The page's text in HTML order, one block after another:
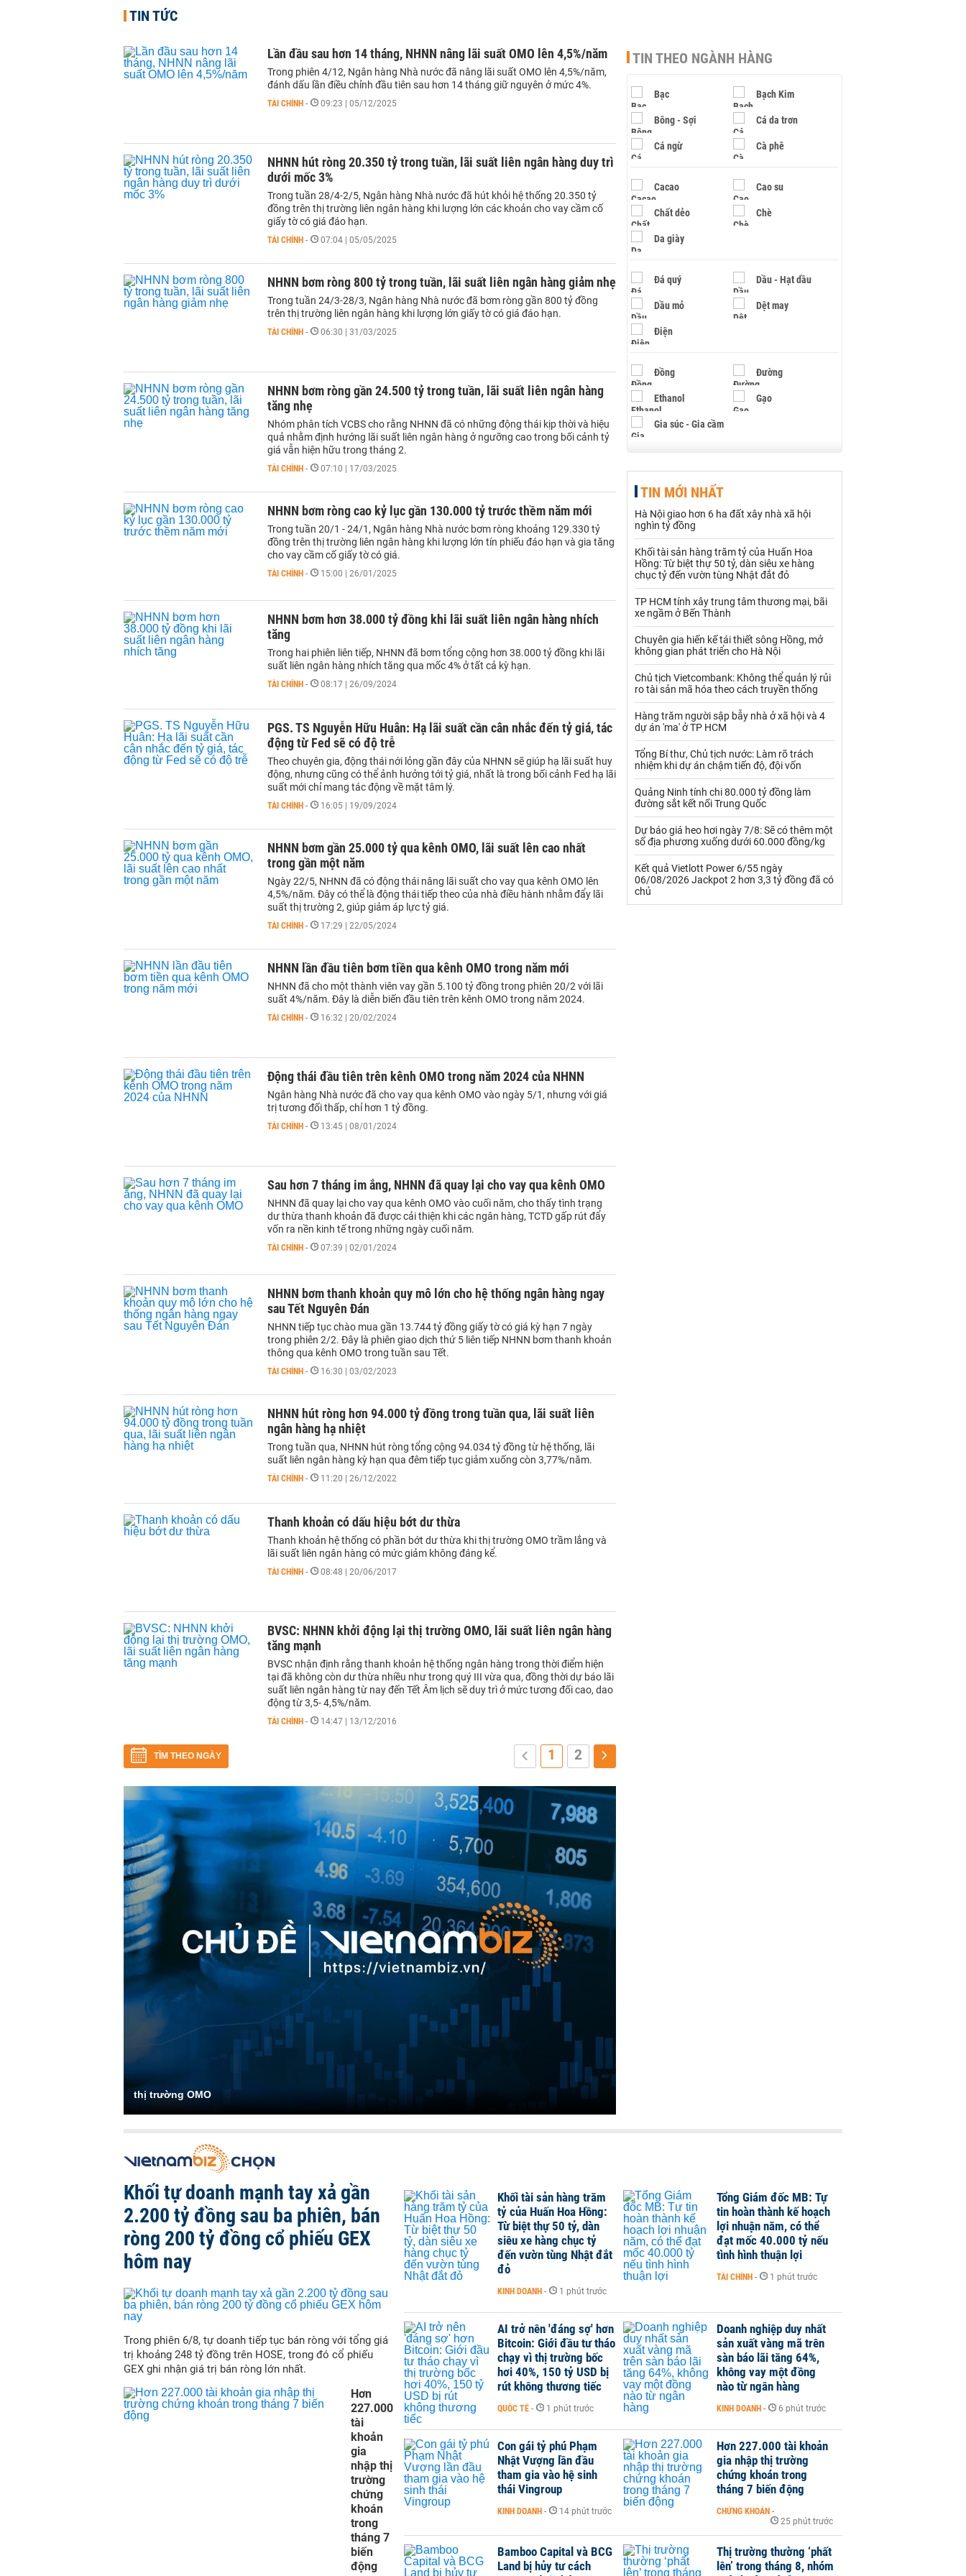
TIN TỨC
Lần đầu sau hơn 14 tháng, NHNN nâng lãi suất OMO lên 4,5%/năm
Trong phiên 4/12, Ngân hàng Nhà nước đã nâng lãi suất OMO lên 4,5%/năm,
đánh dấu lần điều chỉnh đầu tiên sau hơn 14 tháng giữ nguyên ở mức 4%.
TÀI CHÍNH - 09:23 | 05/12/2025
NHNN hút ròng 20.350 tỷ trong tuần, lãi suất liên ngân hàng duy trì
dưới mốc 3%
Trong tuần 28/4-2/5, Ngân hàng Nhà nước đã hút khỏi hệ thống 20.350 tỷ
đồng trên thị trường liên ngân hàng khi lượng lớn các khoản cho vay cầm cố
giấy tờ có giá đáo hạn.
TÀI CHÍNH - 07:04 | 05/05/2025
NHNN bơm ròng 800 tỷ trong tuần, lãi suất liên ngân hàng giảm nhẹ
Trong tuần 24/3-28/3, Ngân hàng Nhà nước đã bơm ròng gần 800 tỷ đồng
trên thị trường liên ngân hàng khi lượng lớn giấy tờ có giá đáo hạn.
TÀI CHÍNH - 06:30 | 31/03/2025
NHNN bơm ròng gần 24.500 tỷ trong tuần, lãi suất liên ngân hàng
tăng nhẹ
Nhóm phân tích VCBS cho rằng NHNN đã có những động thái kịp thời và hiệu
quả nhằm định hướng lãi suất liên ngân hàng ở ngưỡng cao trong bối cảnh tỷ
giá vẫn hiện hữu trong tháng 2.
TÀI CHÍNH - 07:10 | 17/03/2025
NHNN bơm ròng cao kỷ lục gần 130.000 tỷ trước thềm năm mới
Trong tuần 20/1 - 24/1, Ngân hàng Nhà nước bơm ròng khoảng 129.330 tỷ
đồng trên thị trường liên ngân hàng khi lượng lớn tín phiếu đáo hạn và gia tăng
cho vay cầm cố giấy tờ có giá.
TÀI CHÍNH - 15:00 | 26/01/2025
NHNN bơm hơn 38.000 tỷ đồng khi lãi suất liên ngân hàng nhích
tăng
Trong hai phiên liên tiếp, NHNN đã bơm tổng cộng hơn 38.000 tỷ đồng khi lãi
suất liên ngân hàng nhích tăng qua mốc 4% ở tất cả kỳ hạn.
TÀI CHÍNH - 08:17 | 26/09/2024
PGS. TS Nguyễn Hữu Huân: Hạ lãi suất cần cân nhắc đến tỷ giá, tác
động từ Fed sẽ có độ trễ
Theo chuyên gia, động thái nới lỏng gần đây của NHNN sẽ giúp hạ lãi suất huy
động, nhưng cũng có thể ảnh hưởng tới tỷ giá, nhất là trong bối cảnh Fed hạ lãi
suất mới chỉ mang tác động về mặt tâm lý.
TÀI CHÍNH - 16:05 | 19/09/2024
NHNN bơm gần 25.000 tỷ qua kênh OMO, lãi suất lên cao nhất
trong gần một năm
Ngày 22/5, NHNN đã có động thái nâng lãi suất cho vay qua kênh OMO lên
4,5%/năm. Đây có thể là động thái tiếp theo của nhà điều hành nhằm đẩy lãi
suất thị trường 2, giúp giảm áp lực tỷ giá.
TÀI CHÍNH - 17:29 | 22/05/2024
NHNN lần đầu tiên bơm tiền qua kênh OMO trong năm mới
NHNN đã cho một thành viên vay gần 5.100 tỷ đồng trong phiên 20/2 với lãi
suất 4%/năm. Đây là diễn biến đầu tiên trên kênh OMO trong năm 2024.
TÀI CHÍNH - 16:32 | 20/02/2024
Động thái đầu tiên trên kênh OMO trong năm 2024 của NHNN
Ngân hàng Nhà nước đã cho vay qua kênh OMO vào ngày 5/1, nhưng với giá
trị tương đối thấp, chỉ hơn 1 tỷ đồng.
TÀI CHÍNH - 13:45 | 08/01/2024
Sau hơn 7 tháng im ắng, NHNN đã quay lại cho vay qua kênh OMO
NHNN đã quay lại cho vay qua kênh OMO vào cuối năm, cho thấy tình trạng
dư thừa thanh khoản đã được cải thiện khi các ngân hàng, TCTD gấp rút đẩy
vốn ra nền kinh tế trong những ngày cuối năm.
TÀI CHÍNH - 07:39 | 02/01/2024
NHNN bơm thanh khoản quy mô lớn cho hệ thống ngân hàng ngay
sau Tết Nguyên Đán
NHNN tiếp tục chào mua gần 13.744 tỷ đồng giấy tờ có giá kỳ hạn 7 ngày
trong phiên 2/2. Đây là phiên giao dịch thứ 5 liên tiếp NHNN bơm thanh khoản
thông qua kênh OMO trong tuần sau Tết.
TÀI CHÍNH - 16:30 | 03/02/2023
NHNN hút ròng hơn 94.000 tỷ đồng trong tuần qua, lãi suất liên
ngân hàng hạ nhiệt
Trong tuần qua, NHNN hút ròng tổng cộng 94.034 tỷ đồng từ hệ thống, lãi
suất liên ngân hàng kỳ hạn qua đêm tiếp tục giảm xuống còn 3,77%/năm.
TÀI CHÍNH - 11:20 | 26/12/2022
Thanh khoản có dấu hiệu bớt dư thừa
Thanh khoản hệ thống có phần bớt dư thừa khi thị trường OMO trầm lắng và
lãi suất liên ngân hàng có mức giảm không đáng kể.
TÀI CHÍNH - 08:48 | 20/06/2017
BVSC: NHNN khởi động lại thị trường OMO, lãi suất liên ngân hàng
tăng mạnh
BVSC nhận định rằng thanh khoản hệ thống ngân hàng trong thời điểm hiện
tại đã không còn dư thừa nhiều như trong quý III vừa qua, đồng thời dự báo lãi
suất liên ngân hàng từ nay đến Tết Âm lịch sẽ duy trì ở mức tương đối cao, dao
động từ 3,5- 4,5%/năm.
TÀI CHÍNH - 14:47 | 13/12/2016
TÌM THEO NGÀY 1 2
thị trường OMO
TIN THEO NGÀNH HÀNG
Bạc Bạch Kim
Bông - Sợi Cá da trơn
Cá ngừ Cà phê
Cacao Cao su
Chất dẻo Chè
Da giày
Đá quý Dầu - Hạt dầu
Dầu mỏ Dệt may
Điện
Đồng Đường
Ethanol Gạo
Gia súc - Gia cầm
Hạt điều
Khí đốt
Kim loại khác Mắc ca
Muối
Nhựa - Hạt nhựa
Palladium Phân bón
Rau - Củ -Quả Sắt thép
Sữa
Than Thức ăn chăn nuôi
Thủy hải sản khác Tôm
Vàng
VLXD khác Xăng dầu
Xi măng - Clynker
TIN MỚI NHẤT
Hà Nội giao hơn 6 ha đất xây nhà xã hội
nghìn tỷ đồng
Khối tài sản hàng trăm tỷ của Huấn Hoa
Hồng: Từ biệt thự 50 tỷ, dàn siêu xe hàng
chục tỷ đến vườn tùng Nhật đắt đỏ
TP HCM tính xây trung tâm thương mại, bãi
xe ngầm ở Bến Thành
Chuyên gia hiến kế tái thiết sông Hồng, mở
không gian phát triển cho Hà Nội
Chủ tịch Vietcombank: Không thể quản lý rủi
ro tài sản mã hóa theo cách truyền thống
Hàng trăm người sập bẫy nhà ở xã hội và 4
dự án 'ma' ở TP HCM
Tổng Bí thư, Chủ tịch nước: Làm rõ trách
nhiệm khi dự án chậm tiến độ, đội vốn
Quảng Ninh tính chi 80.000 tỷ đồng làm
đường sắt kết nối Trung Quốc
Dự báo giá heo hơi ngày 7/8: Sẽ có thêm một
số địa phương xuống dưới 60.000 đồng/kg
Kết quả Vietlott Power 6/55 ngày
06/08/2026 Jackpot 2 hơn 3,3 tỷ đồng đã có
chủ
Khối tự doanh mạnh tay xả gần
2.200 tỷ đồng sau ba phiên, bán
ròng 200 tỷ đồng cổ phiếu GEX
hôm nay
Trong phiên 6/8, tự doanh tiếp tục bán ròng với tổng giá
trị khoảng 248 tỷ đồng trên HOSE, trong đó cổ phiếu
GEX ghi nhận giá trị bán ròng lớn nhất.
Hơn
227.000
tài
khoản
gia
nhập thị
trường
chứng
khoán
trong
tháng 7
biến
động
Khối tài sản hàng trăm
tỷ của Huấn Hoa Hồng:
Từ biệt thự 50 tỷ, dàn
siêu xe hàng chục tỷ
đến vườn tùng Nhật đắt
đỏ
KINH DOANH - 1 phút trước
Tổng Giám đốc MB: Tự
tin hoàn thành kế hoạch
lợi nhuận năm, có thể
đạt mốc 40.000 tỷ nếu
tình hình thuận lợi
TÀI CHÍNH - 1 phút trước
AI trở nên 'đáng sợ' hơn
Bitcoin: Giới đầu tư tháo
chạy vì thị trường bốc
hơi 40%, 150 tỷ USD bị
rút không thương tiếc
QUỐC TẾ - 1 phút trước
Doanh nghiệp duy nhất
sản xuất vàng mã trên
sàn báo lãi tăng 64%,
không vay một đồng
nào từ ngân hàng
KINH DOANH - 6 phút trước
Con gái tỷ phú Phạm
Nhật Vượng lần đầu
tham gia vào hệ sinh
thái Vingroup
KINH DOANH - 14 phút trước
Hơn 227.000 tài khoản
gia nhập thị trường
chứng khoán trong
tháng 7 biến động
CHỨNG KHOÁN -
25 phút trước
Bamboo Capital và BCG
Land bị hủy tư cách
Thị trường thường ‘phất
lên’ trong tháng 8, nhóm